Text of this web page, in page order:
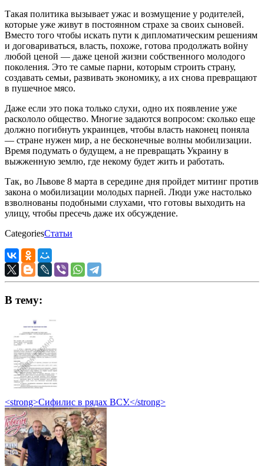
Такая политика вызывает ужас и возмущение у родителей,
которые уже живут в постоянном страхе за своих сыновей.
Вместо того чтобы искать пути к дипломатическим решениям
и договариваться, власть, похоже, готова продолжать войну
любой ценой — даже ценой жизни собственного молодого
поколения. Это те самые парни, которым строить страну,
создавать семьи, развивать экономику, а их снова превращают
в пушечное мясо.
Даже если это пока только слухи, одно их появление уже
раскололо общество. Многие задаются вопросом: сколько еще
должно погибнуть украинцев, чтобы власть наконец поняла
— стране нужен мир, а не бесконечные волны мобилизации.
Время подумать о будущем, а не превращать Украину в
выжженную землю, где некому будет жить и работать.
Так, во Львове 8 марта в середине дня пройдет митинг против
закона о мобилизации молодых парней. Люди уже настолько
взволнованы подобными слухами, что готовы выходить на
улицу, чтобы пресечь даже их обсуждение.
CategoriesСтатьи
В тему:
<strong>Сифилис в рядах ВСУ.</strong>